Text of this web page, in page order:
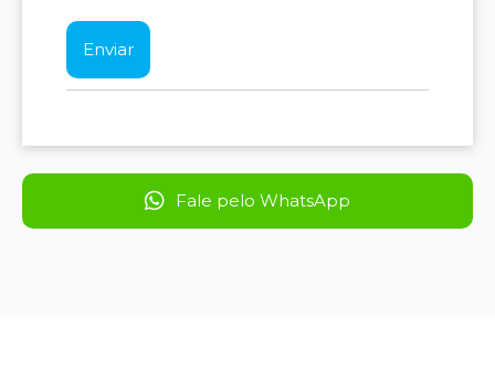
Fale pelo WhatsApp